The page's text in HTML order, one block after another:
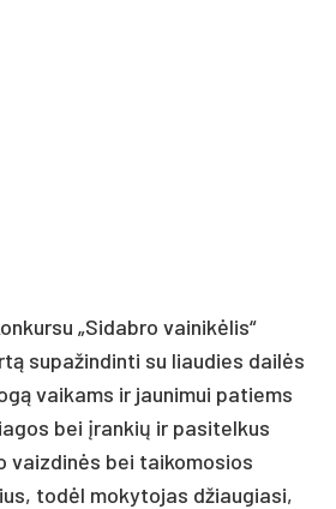
„Sidabro vainikėlis“
supažindinti su liaudies dailės
vaikams ir jaunimui patiems
bei įrankių ir pasitelkus
vaizdinės bei taikomosios
todėl mokytojas džiaugiasi,